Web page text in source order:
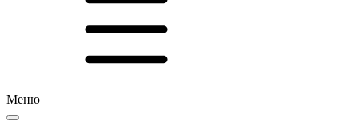
Меню